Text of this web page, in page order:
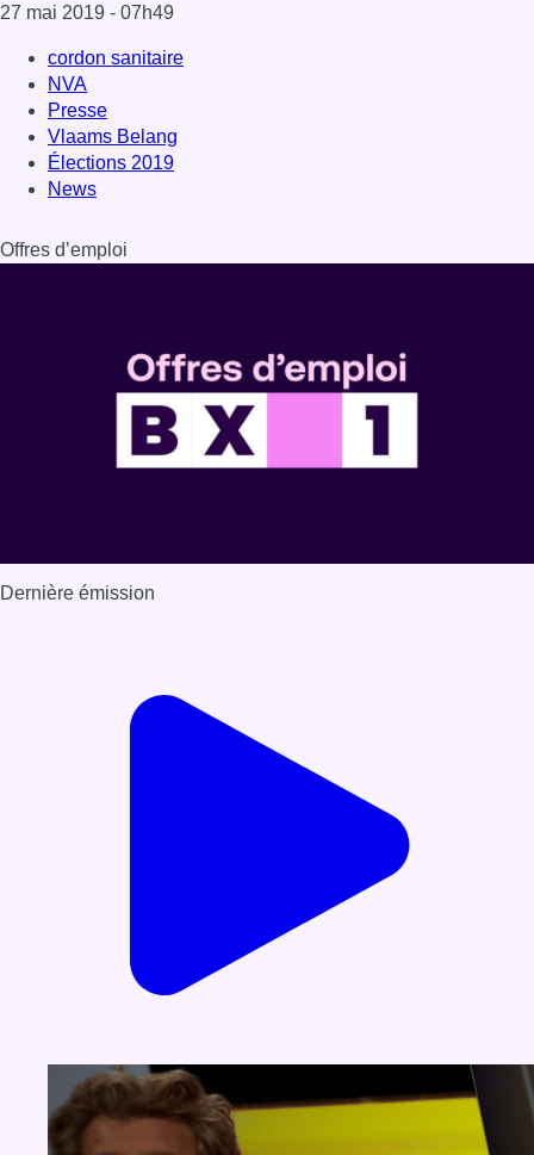
27 mai 2019 - 07h49
cordon sanitaire
NVA
Presse
Vlaams Belang
Élections 2019
News
Offres d’emploi
Dernière émission